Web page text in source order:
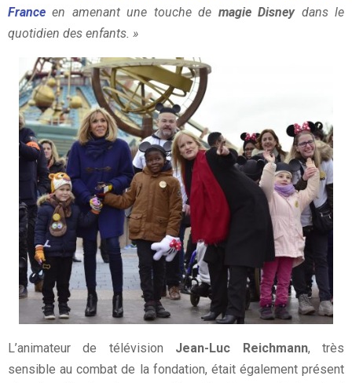
France en amenant une touche de magie Disneydans le
quotidien des enfants. »
L’animateur de télévision Jean-Luc Reichmann, très
sensible au combat de la fondation, était également présent